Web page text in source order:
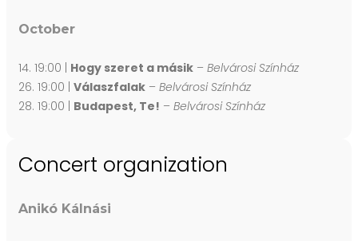
October
14. 19:00 | Hogy szeret a másik – Belvárosi Színház
26. 19:00 | Válaszfalak – Belvárosi Színház
28. 19:00 | Budapest, Te! – Belvárosi Színház
Concert organization
Anikó Kálnási